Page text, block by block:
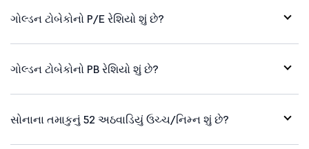
ગોલ્ડન ટોબેકોનો P/E રેશિયો શું છે?
ગોલ્ડન ટોબેકોનો PB રેશિયો શું છે?
સોનાના તમાકુનું 52 અઠવાડિયું ઉચ્ચ/નિમ્ન શું છે?